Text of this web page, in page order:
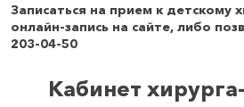
Записаться на прием к детскому
онлайн-запись на сайте, либо
203-04-50
Кабинет